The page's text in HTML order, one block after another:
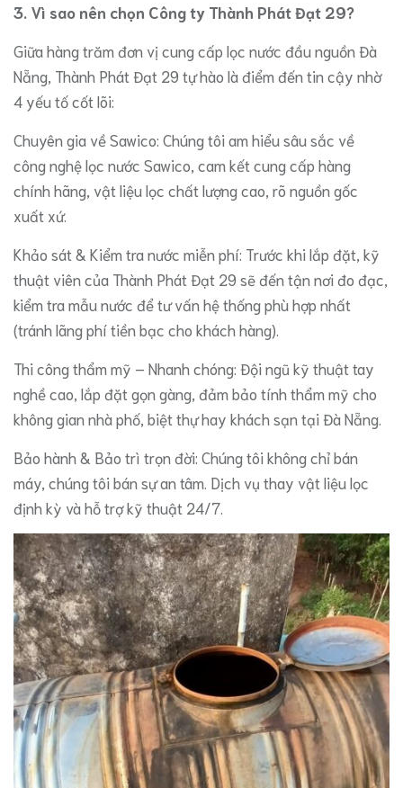
​3. Vì sao nên chọn Công ty Thành Phát Đạt 29?
​Giữa hàng trăm đơn vị cung cấp lọc nước đầu nguồn Đà
Nẵng, Thành Phát Đạt 29 tự hào là điểm đến tin cậy nhờ
4 yếu tố cốt lõi:
​Chuyên gia về Sawico: Chúng tôi am hiểu sâu sắc về
công nghệ lọc nước Sawico, cam kết cung cấp hàng
chính hãng, vật liệu lọc chất lượng cao, rõ nguồn gốc
xuất xứ.
​Khảo sát & Kiểm tra nước miễn phí: Trước khi lắp đặt, kỹ
thuật viên của Thành Phát Đạt 29 sẽ đến tận nơi đo đạc,
kiểm tra mẫu nước để tư vấn hệ thống phù hợp nhất
(tránh lãng phí tiền bạc cho khách hàng).
​Thi công thẩm mỹ – Nhanh chóng: Đội ngũ kỹ thuật tay
nghề cao, lắp đặt gọn gàng, đảm bảo tính thẩm mỹ cho
không gian nhà phố, biệt thự hay khách sạn tại Đà Nẵng.
​Bảo hành & Bảo trì trọn đời: Chúng tôi không chỉ bán
máy, chúng tôi bán sự an tâm. Dịch vụ thay vật liệu lọc
định kỳ và hỗ trợ kỹ thuật 24/7.